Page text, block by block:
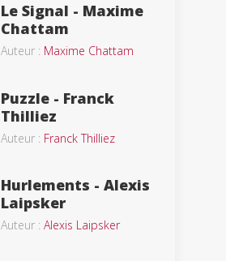
Le Signal - Maxime
Chattam
Auteur : Maxime Chattam
Puzzle - Franck
Thilliez
Auteur : Franck Thilliez
Hurlements - Alexis
Laipsker
Auteur : Alexis Laipsker